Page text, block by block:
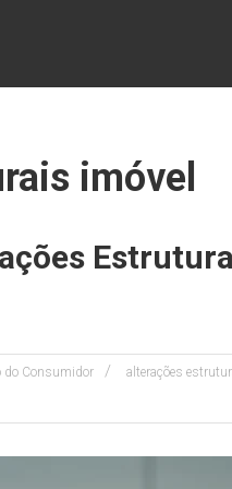
imóvel
do Consumidor alterações